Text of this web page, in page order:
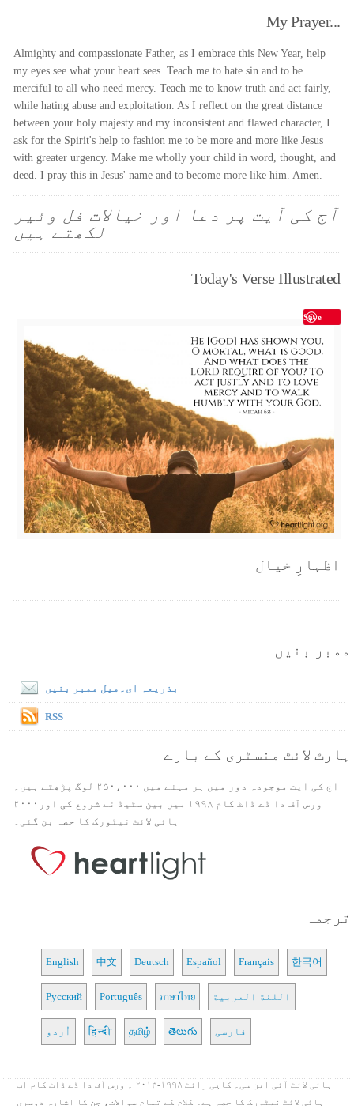
My Prayer...
Almighty and compassionate Father, as I embrace this New Year, help
my eyes see what your heart sees. Teach me to hate sin and to be
merciful to all who need mercy. Teach me to know truth and act fairly,
while hating abuse and exploitation. As I reflect on the great distance
between your holy majesty and my inconsistent and flawed character, I
ask for the Spirit's help to fashion me to be more and more like Jesus
with greater urgency. Make me wholly your child in word, thought, and
deed. I pray this in Jesus' name and to become more like him. Amen.
آج کی آیت پر دعا اور خیالات فل وئیر
لکھتے ہیں
Today's Verse Illustrated
Save
اظہارِ خیال
ممبر بنیں
بذریعہ ای۔میل ممبر بنیں
RSS
ہارٹ لائٹ منسٹری کے بارے
آج کی آیت موجودہ دور میں ہر مہنے میں ۲۵۰،۰۰۰ لوگ پڑھتے ہیں۔
ورس آف دا ڈے ڈاٹ کام ۱۹۹۸ میں بین سٹیڈ نے شروع کی اور۲۰۰۰
ہائی لائٹ نیٹورک کا حصہ بن گئی۔
ترجمہ
English 中文 Deutsch Español Français 한국어
Русский Português ภาษาไทย اللغة العربية
اُردو हिन्दी தமிழ் తెలుగు فارسی
ہائی لائٹ آئی این سی۔ کاپی رائٹ ۱۹۹۸-۲۰۱۳ ۔ ورس آف دا ڈے ڈاٹ کام اب
ہائی لائٹ نیٹورک کا حصہ ہے۔ کلام کے تمام سوالات، جن کا اشارہ دوسری